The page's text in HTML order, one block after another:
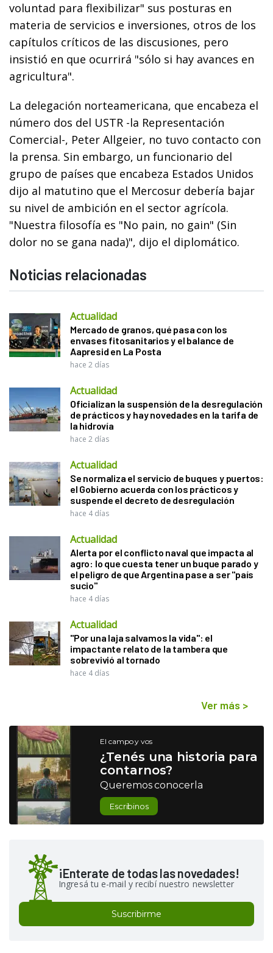
voluntad para flexibilizar" sus posturas en
materia de servicios e inversiones, otros de los
capítulos críticos de las discusiones, pero
insistió en que ocurrirá "sólo si hay avances en
agricultura".
La delegación norteamericana, que encabeza el
número dos del USTR -la Representación
Comercial-, Peter Allgeier, no tuvo contacto con
la prensa. Sin embargo, un funcionario del
grupo de países que encabeza Estados Unidos
dijo al matutino que el Mercosur debería bajar
su nivel de ambición en el sector agrícola.
"Nuestra filosofía es "No pain, no gain" (Sin
dolor no se gana nada)", dijo el diplomático.
Noticias relacionadas
Actualidad
Mercado de granos, qué pasa con los
envases fitosanitarios y el balance de
Aapresid en La Posta
hace 2 días
Actualidad
Oficializan la suspensión de la desregulación
de prácticos y hay novedades en la tarifa de
la hidrovía
hace 2 días
Actualidad
Se normaliza el servicio de buques y puertos:
el Gobierno acuerda con los prácticos y
suspende el decreto de desregulación
hace 4 días
Actualidad
Alerta por el conflicto naval que impacta al
agro: lo que cuesta tener un buque parado y
el peligro de que Argentina pase a ser "país
sucio"
hace 4 días
Actualidad
"Por una laja salvamos la vida": el
impactante relato de la tambera que
sobrevivió al tornado
hace 4 días
Ver más >
El campo y vos
¿Tenés una historia para
contarnos?
Queremos conocerla
Escribinos
¡Enterate de todas las novedades!
Ingresá tu e-mail y recibí nuestro newsletter
Suscribirme